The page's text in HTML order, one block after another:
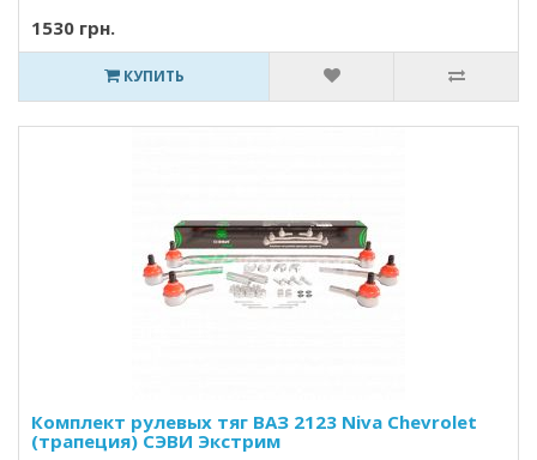
1530 грн.
КУПИТЬ
Комплект рулевых тяг ВАЗ 2123 Niva Chevrolet
(трапеция) СЭВИ Экстрим